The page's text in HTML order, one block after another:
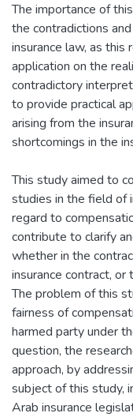
The importance of
the contradictions
insurance law, as
application on the
contradictory
to provide practical
arising from the
shortcomings in the
This study aimed to
studies in the field of
regard to
contribute to clarify
whether in the
insurance contract,
The problem of this
fairness of
harmed party under
question, the
approach, by
subject of this study,
Arab insurance